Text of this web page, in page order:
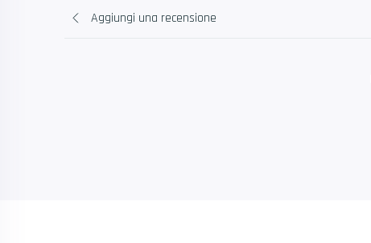
Aggiungi una recensione